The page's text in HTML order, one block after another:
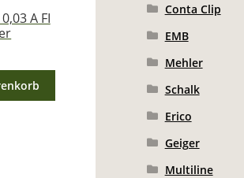
A FI
Conta Clip
EMB
Mehler
Schalk
Erico
Geiger
Multiline